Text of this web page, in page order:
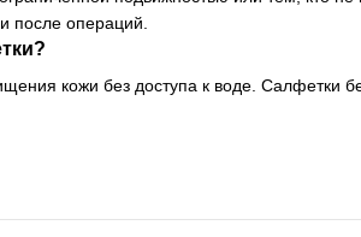
после операций.
кожи без доступа к воде. Салфетки